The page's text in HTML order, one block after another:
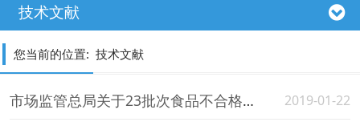
技术文献
您当前的位置: 技术文献
市场监管总局关于23批次食品不合格情况的通告（水分活度测定仪转发） 2019-01-22